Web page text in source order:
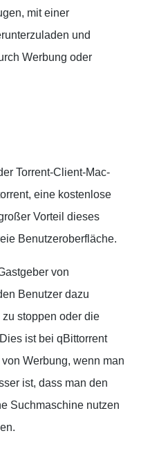
mit einer
und
Werbung oder
Torrent-Client-Mac-
eine kostenlose
Vorteil dieses
Benutzeroberfläche.
von
Benutzer dazu
stoppen oder die
ist bei qBittorrent
Werbung, wenn man
ist, dass man den
Suchmaschine nutzen